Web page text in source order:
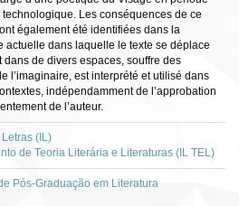
technologique. Les conséquences de ce
également été identifiées dans la
actuelle dans laquelle le texte se déplace
dans de divers espaces, souffre des
l’imaginaire, est interprété et utilisé dans
indépendamment de l’approbation
de l’auteur.
Letras (IL)
de Teoria Literária e Literaturas (IL TEL)
Pós-Graduação em Literatura